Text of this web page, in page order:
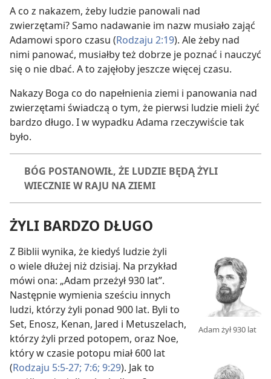
A co z nakazem, żeby ludzie panowali nad
zwierzętami? Samo nadawanie im nazw musiało zająć
Adamowi sporo czasu (Rodzaju 2:19). Ale żeby nad
nimi panować, musiałby też dobrze je poznać i nauczyć
się o nie dbać. A to zajęłoby jeszcze więcej czasu.
Nakazy Boga co do napełnienia ziemi i panowania nad
zwierzętami świadczą o tym, że pierwsi ludzie mieli żyć
bardzo długo. I w wypadku Adama rzeczywiście tak
było.
BÓG POSTANOWIŁ, ŻE LUDZIE BĘDĄ ŻYLI
WIECZNIE W RAJU NA ZIEMI
ŻYLI BARDZO DŁUGO
Adam żył 930 lat
Z Biblii wynika, że kiedyś ludzie żyli
o wiele dłużej niż dzisiaj. Na przykład
mówi ona: „Adam przeżył 930 lat”.
Następnie wymienia sześciu innych
ludzi, którzy żyli ponad 900 lat. Byli to
Set, Enosz, Kenan, Jared i Metuszelach,
którzy żyli przed potopem, oraz Noe,
który w czasie potopu miał 600 lat
(Rodzaju 5:5-27; 7:6; 9:29). Jak to